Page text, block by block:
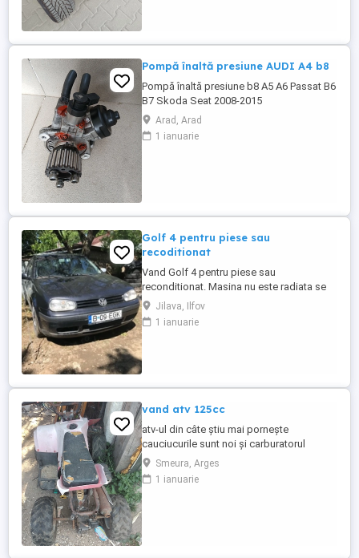
Pompă înaltă presiune AUDI A4 b8
Pompă înaltă presiune b8 A5 A6 Passat B6
B7 Skoda Seat 2008-2015
Arad, Arad
1 ianuarie
Golf 4 pentru piese sau
recoditionat
Vand Golf 4 pentru piese sau
reconditionat. Masina nu este radiata se
poate oferi si fiscal cod motor ALH
Jilava, Ilfov
1 ianuarie
vand atv 125cc
atv-ul din câte știu mai pornește
cauciucurile sunt noi și carburatorul
Smeura, Arges
1 ianuarie